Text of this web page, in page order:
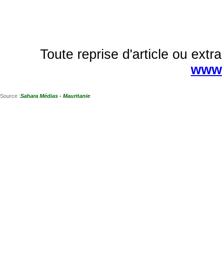
Toute reprise d'article ou
Source :Sahara Médias - Mauritanie